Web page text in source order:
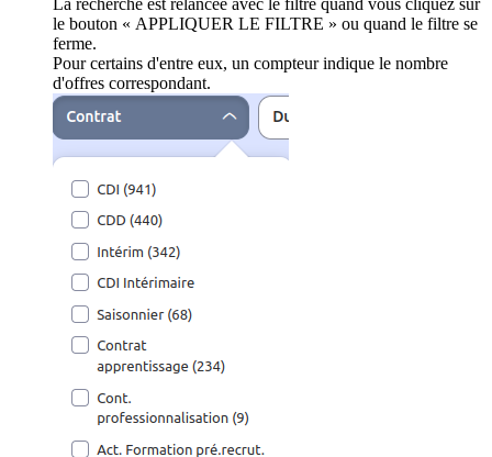
le bouton « APPLIQUER LE FILTRE » ou quand le filtre se
ferme.
Pour certains d'entre eux, un compteur indique le nombre
d'offres correspondant.